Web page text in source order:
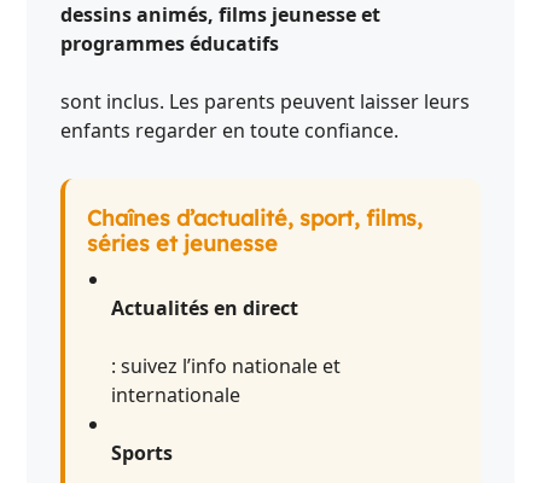
dessins animés, films jeunesse et
programmes éducatifs
sont inclus. Les parents peuvent laisser leurs
enfants regarder en toute confiance.
Chaînes d’actualité, sport, films,
séries et jeunesse
Actualités en direct
: suivez l’info nationale et
internationale
Sports